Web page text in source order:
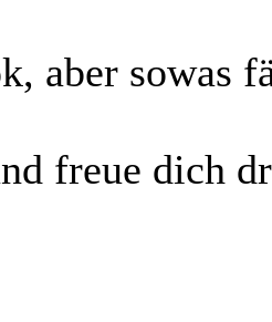
aber sowas
freue dich